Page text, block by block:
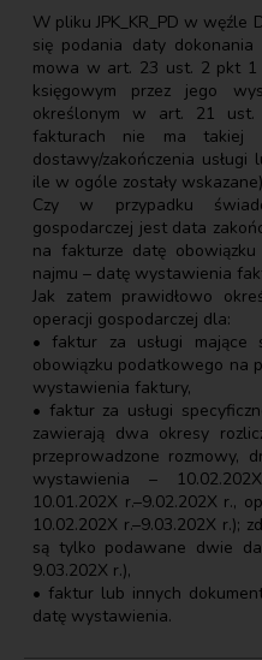
W pliku JPK_KR_PD w
się podania daty
mowa w art. 23 ust. 2 pkt 1
księgowym przez jego
określonym w art. 21
fakturach nie ma takiej
dostawy/zakończenia
ile w ogóle zostały
Czy w przypadku
gospodarczej jest data
na fakturze datę
najmu – datę wystawienia
Jak zatem prawidłowo
operacji gospodarczej dla:
• faktur za usługi mające
obowiązku podatkowego na
wystawienia faktury,
• faktur za usługi
zawierają dwa okresy
przeprowadzone rozmowy,
wystawienia –
10.01.202X r.–9.02.202X r.,
10.02.202X r.–9.03.202X r.);
są tylko podawane dwie
9.03.202X r.),
• faktur lub innych
datę wystawienia.